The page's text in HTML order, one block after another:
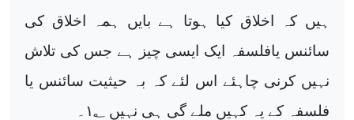
ہیں کہ اخلاق کیا ہوتا ہے بایں ہمہ اخلاق کی
سائنس یافلسفہ ایک ایسی چیز ہے جس کی تلاش
نہیں کرنی چاہئے اس لئے کہ بہ حیثیت سائنس یا
فلسفہ کے یہ کہیں ملے گی ہی نہیں
۱؂۔